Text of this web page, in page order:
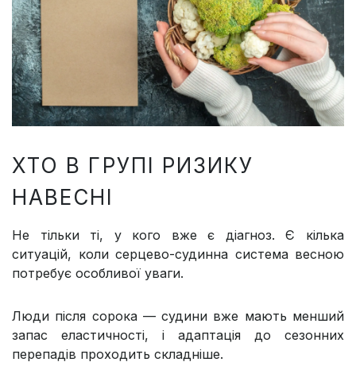
ХТО В ГРУПІ РИЗИКУ
НАВЕСНІ
Не тільки ті, у кого вже є діагноз. Є кілька
ситуацій, коли серцево-судинна система весною
потребує особливої уваги.
Люди після сорока — судини вже мають менший
запас еластичності, і адаптація до сезонних
перепадів проходить складніше.